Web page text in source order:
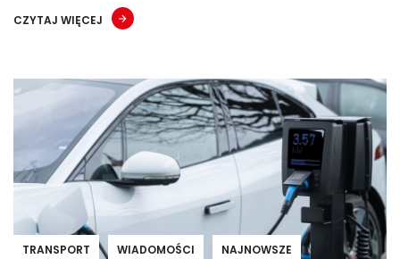
CZYTAJ WIĘCEJ
TRANSPORT WIADOMOŚCI NAJNOWSZE